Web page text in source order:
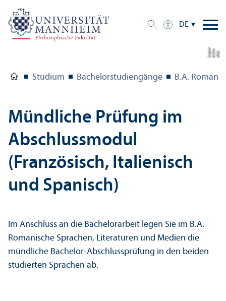
DE
Bil
d:
A
n
n
aL
o
g
u
e
Studium Bachelor­studien­gänge B.A.
Mündliche Prüfung im
Abschlussmodul
(Französisch, Italienisch
und Spanisch)
Im Anschluss an die Bachelor­arbeit legen Sie im B.A.
Romanische Sprachen, Literaturen und Medien die
mündliche Bachelor-Abschluss­prüfung in den beiden
studierten Sprachen ab.